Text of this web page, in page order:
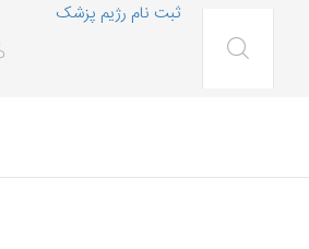
ثبت نام رژیم پزشک